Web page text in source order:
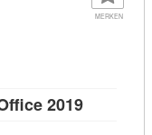
MERKEN
2019